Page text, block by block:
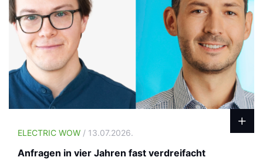
ELECTRIC WOW / 13.07.2026.
Anfragen in vier Jahren fast verdreifacht